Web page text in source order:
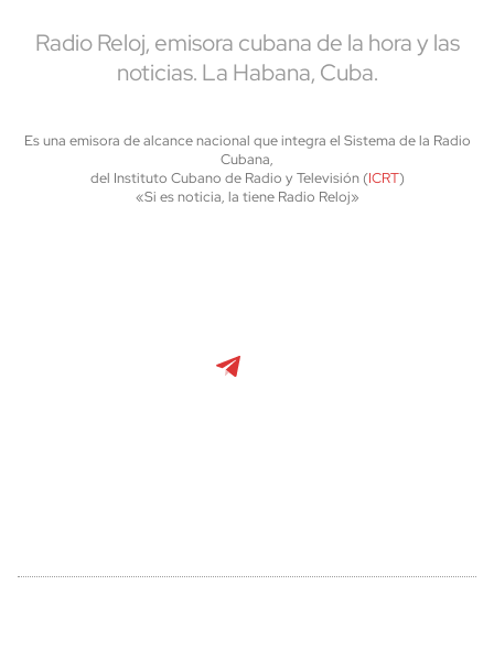
Radio Reloj, emisora cubana de la hora y las
noticias. La Habana, Cuba.
Es una emisora de alcance nacional que integra el Sistema de la Radio
Cubana,
del Instituto Cubano de Radio y Televisión (ICRT)
«Si es noticia, la tiene Radio Reloj»